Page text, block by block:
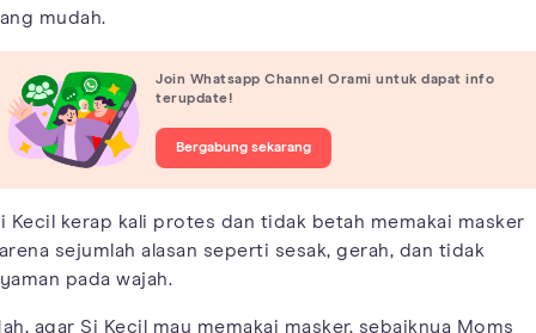
mudah.
Join Whatsapp Channel Orami untuk dapat info
terupdate!
Bergabung sekarang
Kecil kerap kali protes dan tidak betah memakai masker
sejumlah alasan seperti sesak, gerah, dan tidak
pada wajah.
agar Si Kecil mau memakai masker, sebaiknya Moms